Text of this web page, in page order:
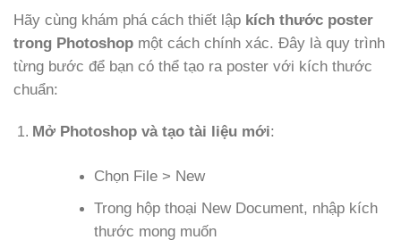
Hãy cùng khám phá cách thiết lập kích thước poster
trong Photoshop một cách chính xác. Đây là quy trình
từng bước để bạn có thể tạo ra poster với kích thước
chuẩn:
Mở Photoshop và tạo tài liệu mới:
Chọn File > New
Trong hộp thoại New Document, nhập kích
thước mong muốn